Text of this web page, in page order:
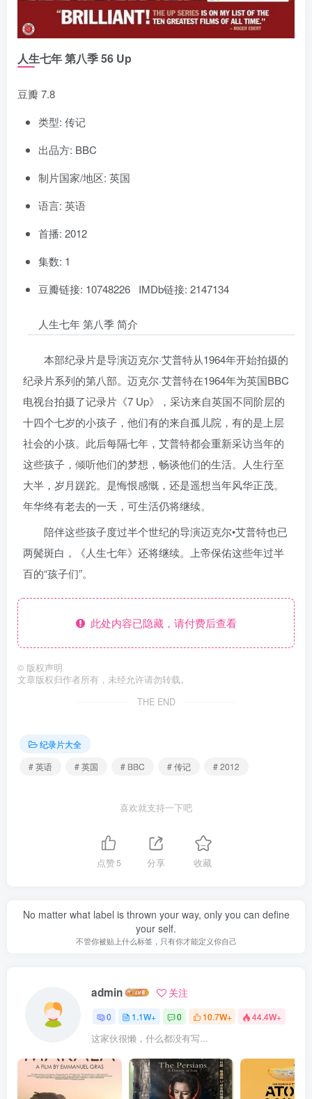
人生七年 第八季 56 Up
豆瓣 7.8
类型: 传记
出品方: BBC
制片国家/地区: 英国
语言: 英语
首播: 2012
集数: 1
豆瓣链接: 10748226 IMDb链接: 2147134
人生七年 第八季 简介
本部纪录片是导演迈克尔·艾普特从1964年开始拍摄的
纪录片系列的第八部。迈克尔·艾普特在1964年为英国BBC
电视台拍摄了记录片《7 Up》，采访来自英国不同阶层的
十四个七岁的小孩子，他们有的来自孤儿院，有的是上层
社会的小孩。此后每隔七年，艾普特都会重新采访当年的
这些孩子，倾听他们的梦想，畅谈他们的生活。人生行至
大半，岁月蹉跎。是悔恨感慨，还是遥想当年风华正茂。
年华终有老去的一天，可生活仍将继续。
陪伴这些孩子度过半个世纪的导演迈克尔•艾普特也已
两鬓斑白，《人生七年》还将继续。上帝保佑这些年过半
百的“孩子们”。
此处内容已隐藏，请付费后查看
© 版权声明
文章版权归作者所有，未经允许请勿转载。
THE END
纪录片大全
# 英语
# 英国 # BBC # 传记 # 2012
喜欢就支持一下吧
点赞5 分享 收藏
No matter what label is thrown your way, only you can define
your self.
不管你被贴上什么标签，只有你才能定义你自己
admin 关注
0 1.1W+ 0 10.7W+ 44.4W+
这家伙很懒，什么都没有写...